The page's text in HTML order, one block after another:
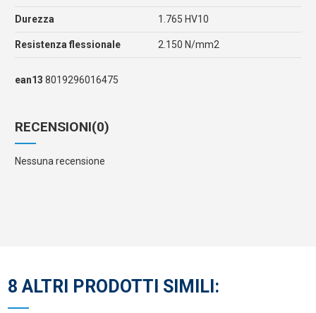
Durezza 1.765 HV10
Resistenza flessionale 2.150 N/mm2
ean13 8019296016475
RECENSIONI(0)
Nessuna recensione
8 ALTRI PRODOTTI SIMILI: